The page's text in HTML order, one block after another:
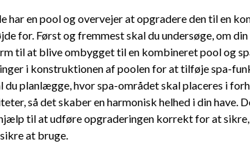
har en pool og overvejer at opgradere den til en
for. Først og fremmest skal du undersøge, om
til at blive ombygget til en kombineret pool og
i konstruktionen af poolen for at tilføje spa-
du planlægge, hvor spa-området skal placeres i
så det skaber en harmonisk helhed i din have.
til at udføre opgraderingen korrekt for at
at bruge.